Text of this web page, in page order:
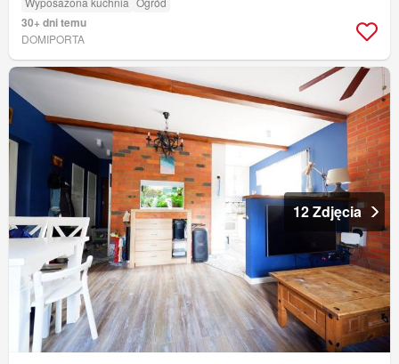
30+ dni temu
DOMIPORTA
12 Zdjęcia